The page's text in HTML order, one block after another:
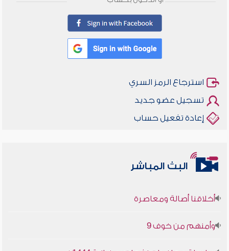
استرجاع الرمز السري
تسجيل عضو جديد
إعادة تفعيل حساب
البث المباشر